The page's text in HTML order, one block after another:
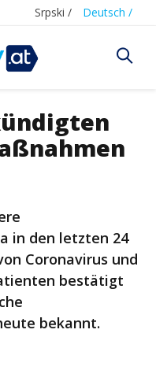
Srpski / Deutsch /
in den letzten 24
Coronavirus und
bestätigt
bekannt.